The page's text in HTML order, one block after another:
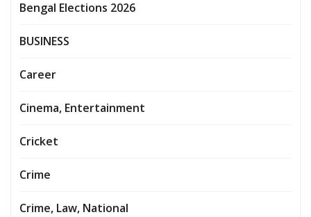
Bengal Elections 2026
BUSINESS
Career
Cinema, Entertainment
Cricket
Crime
Crime, Law, National